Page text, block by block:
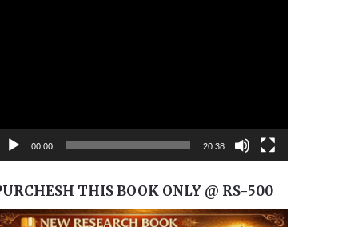
00:00 20:38
THIS BOOK ONLY @ RS-500